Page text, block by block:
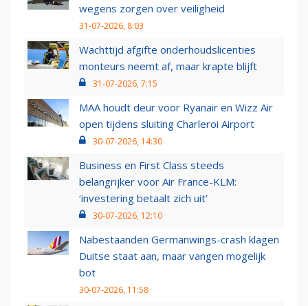
wegens zorgen over veiligheid
31-07-2026, 8:03
Wachttijd afgifte onderhoudslicenties
monteurs neemt af, maar krapte blijft
31-07-2026, 7:15
MAA houdt deur voor Ryanair en Wizz Air
open tijdens sluiting Charleroi Airport
30-07-2026, 14:30
Business en First Class steeds
belangrijker voor Air France-KLM:
‘investering betaalt zich uit’
30-07-2026, 12:10
Nabestaanden Germanwings-crash klagen
Duitse staat aan, maar vangen mogelijk
bot
30-07-2026, 11:58